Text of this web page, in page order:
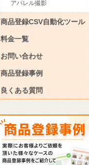
アパレル撮影
商品登録CSV自動化ツール
料金一覧
お問い合わせ
商品登録事例
良くある質問